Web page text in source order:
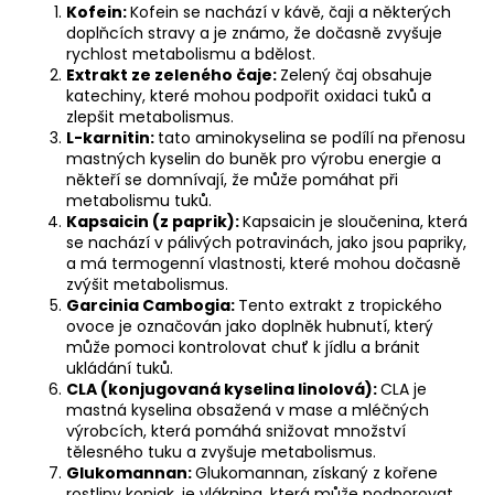
Kofein:Kofein se nachází v kávě, čaji a některých
doplňcích stravy a je známo, že dočasně zvyšuje
rychlost metabolismu a bdělost.
Extrakt ze zeleného čaje: Zelený čaj obsahuje
katechiny, které mohou podpořit oxidaci tuků a
zlepšit metabolismus.
L-karnitin: tato aminokyselina se podílí na přenosu
mastných kyselin do buněk pro výrobu energie a
někteří se domnívají, že může pomáhat při
metabolismu tuků.
Kapsaicin (z paprik):Kapsaicin je sloučenina, která
se nachází v pálivých potravinách, jako jsou papriky,
a má termogenní vlastnosti, které mohou dočasně
zvýšit metabolismus.
Garcinia Cambogia: Tento extrakt z tropického
ovoce je označován jako doplněk hubnutí, který
může pomoci kontrolovat chuť k jídlu a bránit
ukládání tuků.
CLA (konjugovaná kyselina linolová):CLA je
mastná kyselina obsažená v mase a mléčných
výrobcích, která pomáhá snižovat množství
tělesného tuku a zvyšuje metabolismus.
Glukomannan:Glukomannan, získaný z kořene